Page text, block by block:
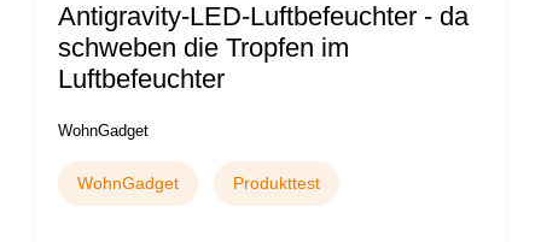
Antigravity-LED-Luftbefeuchter - da
schweben die Tropfen im
Luftbefeuchter
WohnGadget
WohnGadget Produkttest